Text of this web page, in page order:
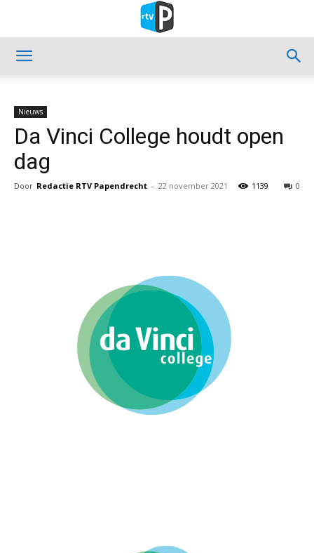
Nieuws
Da Vinci College houdt open
dag
Door Redactie RTV Papendrecht - 22 november 2021 0
1139